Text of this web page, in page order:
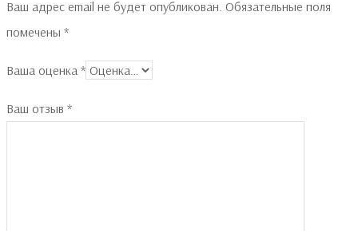
Ваш адрес email не будет опубликован. Обязательные поля
помечены *
Ваша оценка *
Ваш отзыв *